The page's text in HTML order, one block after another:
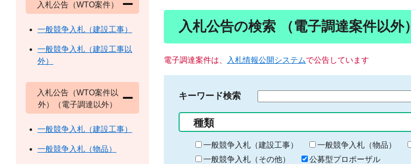
入札公告の検索 （電子調達案件以外）
電子調達案件は、 入札情報公開システムで公告しています
キーワード検索
る
キ
ー
種類
一般競争入札（建設工事） 一般競争入札（物品）
一般競争入札（その他）
公募型プロポーザル
入札公告（WTO案件）
一般競争入札（建設工事）
一般競争入札（建設工事以
外）
入札公告（WTO案件以
外）（電子調達以外）
一般競争入札（建設工事）
一般競争入札（物品）